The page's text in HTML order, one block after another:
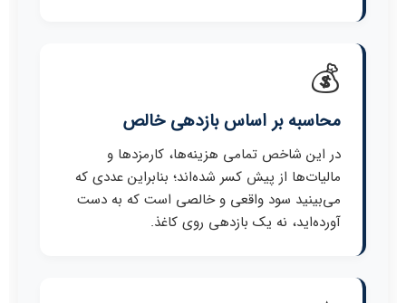
💰
محاسبه بر اساس بازدهی خالص
در این شاخص تمامی هزینه‌ها، کارمزدها و
مالیات‌ها از پیش کسر شده‌اند؛ بنابراین عددی که
می‌بینید سود واقعی و خالصی است که به دست
آورده‌اید، نه یک بازدهی روی کاغذ.